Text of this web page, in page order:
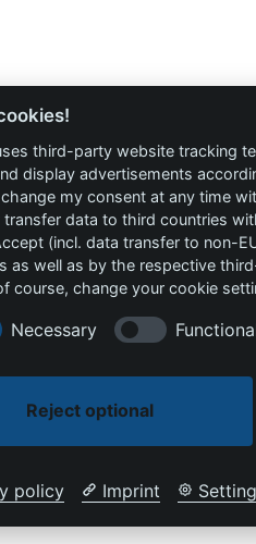
Información
profesional
Marketing
Impresión
third-party website tracking
display advertisements
my consent at any time
data to third countries
(incl. data transfer to non-
as well as by the respective
course, change your cookie
Necessary
Reject optional
policy Imprint